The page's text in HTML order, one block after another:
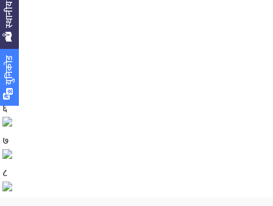
युनिकोड
स्थानीय
३
४
५
६
७
८